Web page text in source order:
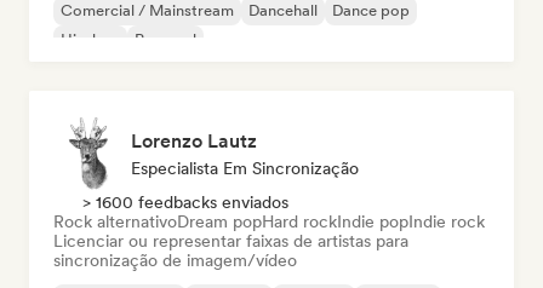
Comercial / Mainstream
Dancehall
Dance pop
Hip-hop
Pop soul
Lorenzo Lautz
Especialista Em Sincronização
> 1600 feedbacks enviados
Rock alternativoDream popHard rockIndie popIndie rock
Licenciar ou representar faixas de artistas para
sincronização de imagem/vídeo